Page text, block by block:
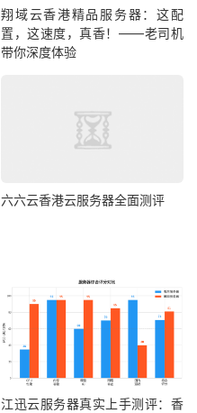
翔域云香港精品服务器：这配
置，这速度，真香！——老司机
带你深度体验
六六云香港云服务器全面测评
江迅云服务器真实上手测评：香